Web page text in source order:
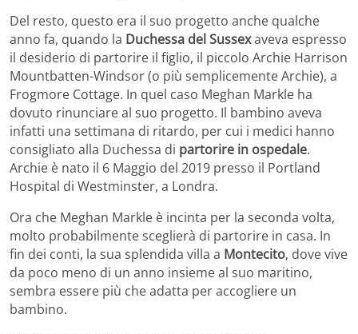
Del resto, questo era il suo progetto anche qualche
anno fa, quando la Duchessa del Sussexaveva espresso
il desiderio di partorire il figlio, il piccolo Archie Harrison
Mountbatten-Windsor (o più semplicemente Archie), a
Frogmore Cottage. In quel caso Meghan Markle ha
dovuto rinunciare al suo progetto. Il bambino aveva
infatti una settimana di ritardo, per cui i medici hanno
consigliato alla Duchessa di partorire in ospedale.
Archie è nato il 6 Maggio del 2019 presso il Portland
Hospital di Westminster, a Londra.
Ora che Meghan Markle è incinta per la seconda volta,
molto probabilmente sceglierà di partorire in casa. In
fin dei conti, la sua splendida villa a Montecito, dove vive
da poco meno di un anno insieme al suo maritino,
sembra essere più che adatta per accogliere un
bambino.